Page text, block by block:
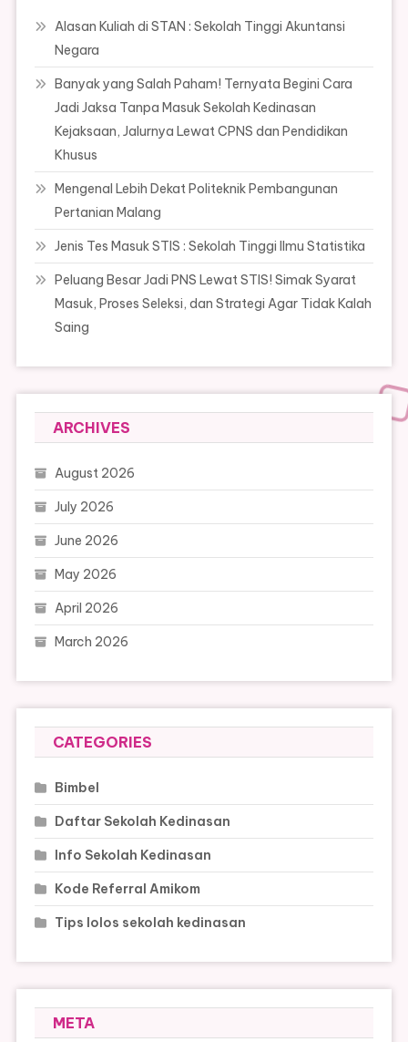
Alasan Kuliah di STAN : Sekolah Tinggi Akuntansi
Negara
Banyak yang Salah Paham! Ternyata Begini Cara
Jadi Jaksa Tanpa Masuk Sekolah Kedinasan
Kejaksaan, Jalurnya Lewat CPNS dan Pendidikan
Khusus
Mengenal Lebih Dekat Politeknik Pembangunan
Pertanian Malang
Jenis Tes Masuk STIS : Sekolah Tinggi Ilmu Statistika
Peluang Besar Jadi PNS Lewat STIS! Simak Syarat
Masuk, Proses Seleksi, dan Strategi Agar Tidak Kalah
Saing
ARCHIVES
August 2026
July 2026
June 2026
May 2026
April 2026
March 2026
CATEGORIES
Bimbel
Daftar Sekolah Kedinasan
Info Sekolah Kedinasan
Kode Referral Amikom
Tips lolos sekolah kedinasan
META